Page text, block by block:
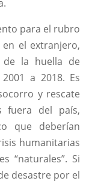
para el rubro
el extranjero,
de la huella de
a 2018. Es
y rescate
fuera del país,
que deberían
humanitarias
“naturales”. Si
desastre por el